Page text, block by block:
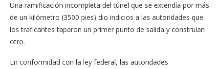
Una ramificación incompleta del túnel que se extendía por más
de un kilómetro (3500 pies) dio indicios a las autoridades que
los traficantes taparon un primer punto de salida y construían
otro.
En conformidad con la ley federal, las autoridades